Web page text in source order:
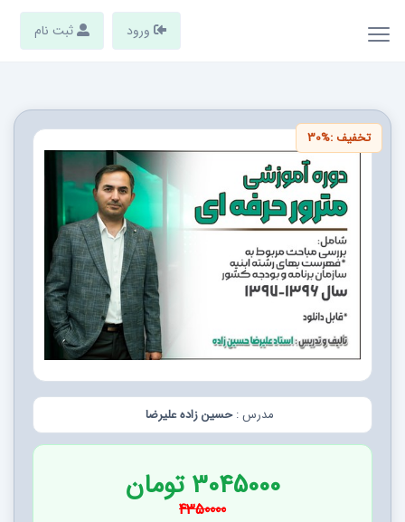
ورود ثبت نام
مدرس :حسین زاده علیرضا
3045000 تومان
4350000
تخفیف :30%